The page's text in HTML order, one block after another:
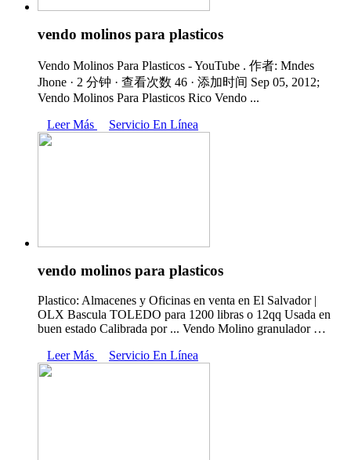
vendo molinos para plasticos
Vendo Molinos Para Plasticos - YouTube . 作者: Mndes
Jhone · 2 分钟 · 查看次数 46 · 添加时间 Sep 05, 2012;
Vendo Molinos Para Plasticos Rico Vendo ...
Leer Más
Servicio En Línea
vendo molinos para plasticos
Plastico: Almacenes y Oficinas en venta en El Salvador |
OLX Bascula TOLEDO para 1200 libras o 12qq Usada en
buen estado Calibrada por ... Vendo Molino granulador …
Leer Más
Servicio En Línea